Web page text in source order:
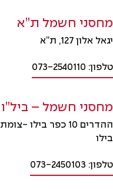
מחסני חשמל ת”א
יגאל אלון 127, ת”א
טלפון: 073-2540110
מחסני חשמל – ביל”ו
ההדרים 10 כפר בילו -צומת
בילו
טלפון: 073-2450103